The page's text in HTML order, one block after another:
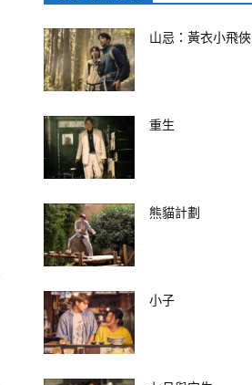
山忌：黃衣小飛俠
重生
熊貓計劃
小子